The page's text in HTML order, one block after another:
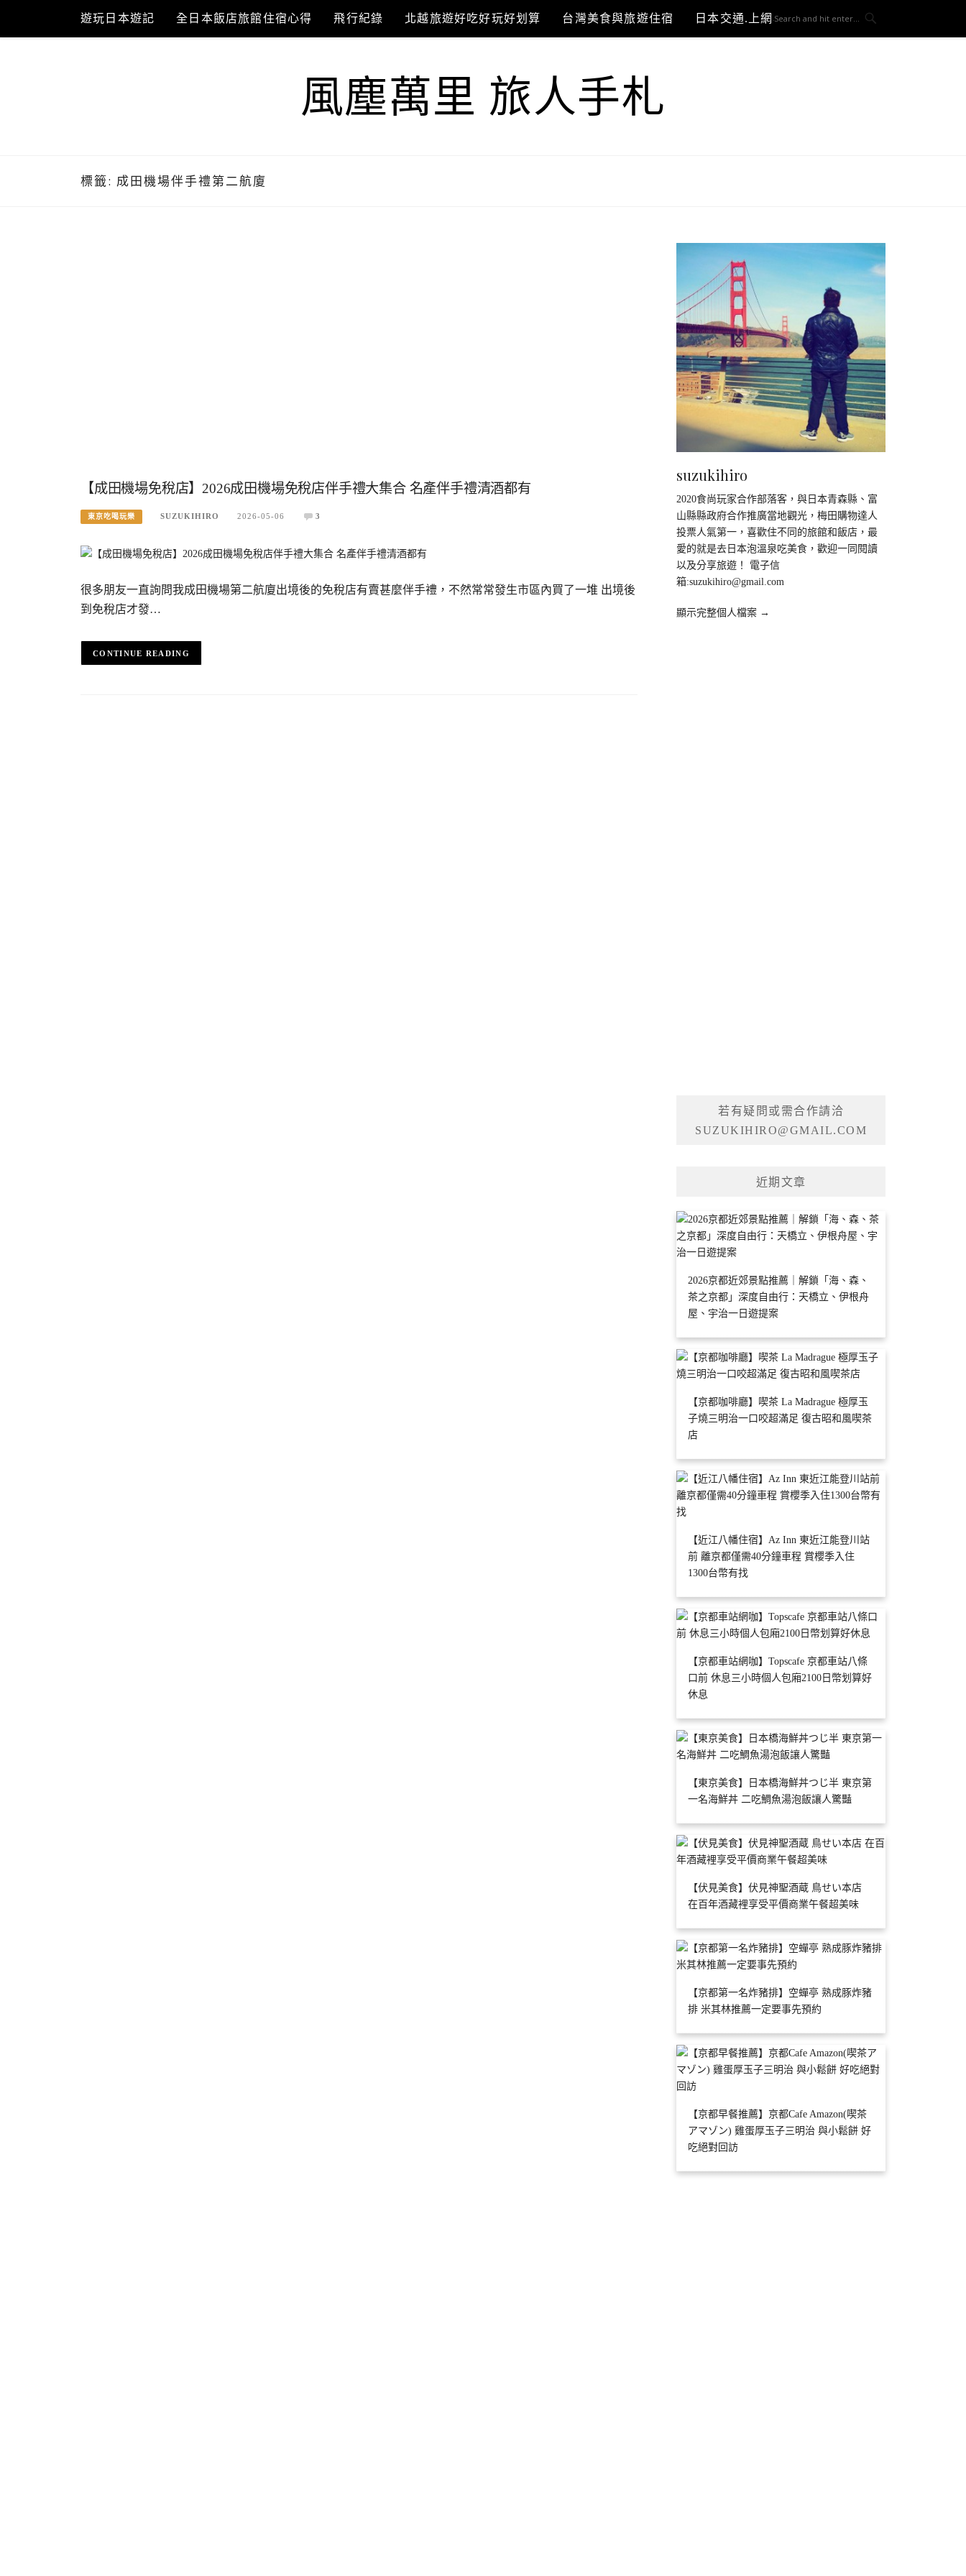
content
遊玩日本遊記 全日本飯店旅館住宿心得 飛行紀錄 北越旅遊好吃好玩好划算 台灣美食與旅遊住宿 日本交通.上網與3C開箱
風塵萬里 旅人手札
標籤: 成田機場伴手禮第二航廈
【成田機場免稅店】2026成田機場免稅店伴手禮大集合 名產伴手禮清酒都有
東京吃喝玩樂 SUZUKIHIRO 2026-05-06 3
很多朋友一直詢問我成田機場第二航廈出境後的免稅店有賣甚麼伴手禮，不然常常發生市區內買了一堆 出境後
到免稅店才發…
CONTINUE READING
suzukihiro
2020食尚玩家合作部落客，與日本青森縣、富
山縣縣政府合作推廣當地觀光，梅田購物達人
投票人氣第一，喜歡住不同的旅館和飯店，最
愛的就是去日本泡溫泉吃美食，歡迎一同閱讀
以及分享旅遊！ 電子信
箱:suzukihiro@gmail.com
顯示完整個人檔案 →
若有疑問或需合作請洽
SUZUKIHIRO@GMAIL.COM
近期文章
2026京都近郊景點推薦｜解鎖「海、森、
茶之京都」深度自由行：天橋立、伊根舟
屋、宇治一日遊提案
【京都咖啡廳】喫茶 La Madrague 極厚玉
子燒三明治一口咬超滿足 復古昭和風喫茶
店
【近江八幡住宿】Az Inn 東近江能登川站
前 離京都僅需40分鐘車程 賞櫻季入住
1300台幣有找
【京都車站網咖】Topscafe 京都車站八條
口前 休息三小時個人包廂2100日幣划算好
休息
【東京美食】日本橋海鮮丼つじ半 東京第
一名海鮮丼 二吃鯛魚湯泡飯讓人驚豔
【伏見美食】伏見神聖酒蔵 鳥せい本店
在百年酒藏裡享受平價商業午餐超美味
【京都第一名炸豬排】空蟬亭 熟成豚炸豬
排 米其林推薦一定要事先預約
【京都早餐推薦】京都Cafe Amazon(喫茶
アマゾン) 雞蛋厚玉子三明治 與小鬆餅 好
吃絕對回訪